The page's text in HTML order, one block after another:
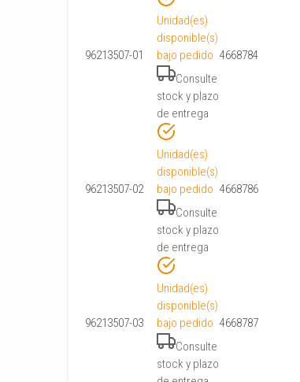
96213507-01
Unidad(es)
disponible(s)
bajo pedido
Consulte
stock y plazo
de entrega
4668784
96213507-02
Unidad(es)
disponible(s)
bajo pedido
Consulte
stock y plazo
de entrega
4668786
96213507-03
Unidad(es)
disponible(s)
bajo pedido
Consulte
stock y plazo
4668787